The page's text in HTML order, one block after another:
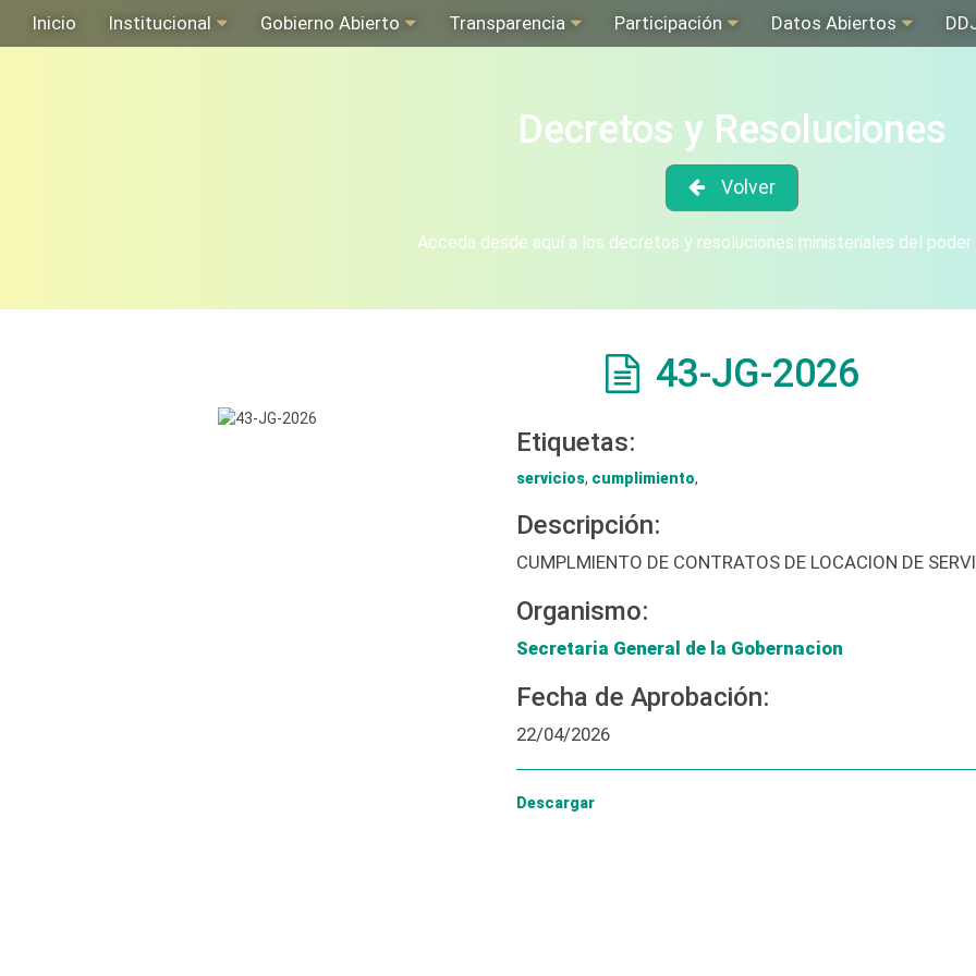
Inicio Institucional Gobierno Abierto Transparencia Participación Datos Abiertos
Decretos y Resoluciones
Volver
Acceda desde aquí a los decretos y resoluciones ministeriales del
43-JG-2026
Etiquetas:
servicios, cumplimiento,
Descripción:
CUMPLMIENTO DE CONTRATOS DE LOCACION DE
Organismo:
Secretaria General de la Gobernacion
Fecha de Aprobación:
22/04/2026
Descargar